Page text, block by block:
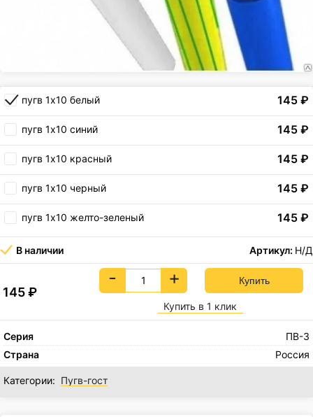
пугв 1х10 белый 145 ₽
пугв 1х10 синий 145 ₽
пугв 1х10 красный 145 ₽
пугв 1х10 черный 145 ₽
пугв 1х10 желто-зеленый 145 ₽
В наличии Артикул: Н/Д
145₽
- +
Купить в 1 клик
Серия
ПВ-3
Страна
Россия
Категории: Пугв-гост